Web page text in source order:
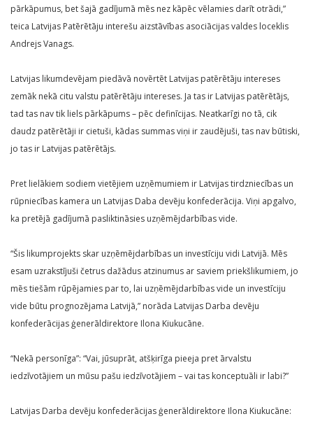
pārkāpumus, bet šajā gadījumā mēs nez kāpēc vēlamies darīt otrādi,”
teica Latvijas Patērētāju interešu aizstāvības asociācijas valdes loceklis
Andrejs Vanags.
Latvijas likumdevējam piedāvā novērtēt Latvijas patērētāju intereses
zemāk nekā citu valstu patērētāju intereses. Ja tas ir Latvijas patērētājs,
tad tas nav tik liels pārkāpums – pēc definīcijas. Neatkarīgi no tā, cik
daudz patērētāji ir cietuši, kādas summas viņi ir zaudējuši, tas nav būtiski,
jo tas ir Latvijas patērētājs.
Pret lielākiem sodiem vietējiem uzņēmumiem ir Latvijas tirdzniecības un
rūpniecības kamera un Latvijas Daba devēju konfederācija. Viņi apgalvo,
ka pretējā gadījumā pasliktināsies uzņēmējdarbības vide.
“Šis likumprojekts skar uzņēmējdarbības un investīciju vidi Latvijā. Mēs
esam uzrakstījuši četrus dažādus atzinumus ar saviem priekšlikumiem, jo
mēs tiešām rūpējamies par to, lai uzņēmējdarbības vide un investīciju
vide būtu prognozējama Latvijā,” norāda Latvijas Darba devēju
konfederācijas ģenerāldirektore Ilona Kiukucāne.
“Nekā personīga”: “Vai, jūsuprāt, atšķirīga pieeja pret ārvalstu
iedzīvotājiem un mūsu pašu iedzīvotājiem – vai tas konceptuāli ir labi?”
Latvijas Darba devēju konfederācijas ģenerāldirektore Ilona Kiukucāne: